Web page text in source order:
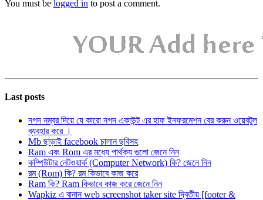
You must be logged in to post a comment.
Last posts
নগদ নম্বর দিয়ে যে কারো নগদ একাউন্ট এর হাফ ইনফরমেশন বের করুন ওয়েবটুল
ব্যবহার করে ।
Mb ছাড়াই facebook চালান ছবিসহ
Ram এবং Rom এর মধ্যে পার্থক্য গুলো জেনে নিন
কম্পিউটার নেটওয়ার্ক (Computer Network) কি? জেনে নিন
রম (Rom) কি? রম কিভাবে কাজ করে
Ram কি? Ram কিভাবে কাজ করে জেনে নিন
Wapkiz এ বানান web screenshot taker site দ্বিতীয় [footer &